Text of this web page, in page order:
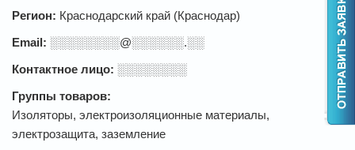
Регион: Краснодарский край (Краснодар)
Email: ░░░░░░░░@░░░░░░.░░
Контактное лицо: ░░░░░░░░
Группы товаров:
Изоляторы, электроизоляционные материалы,
электрозащита, заземление